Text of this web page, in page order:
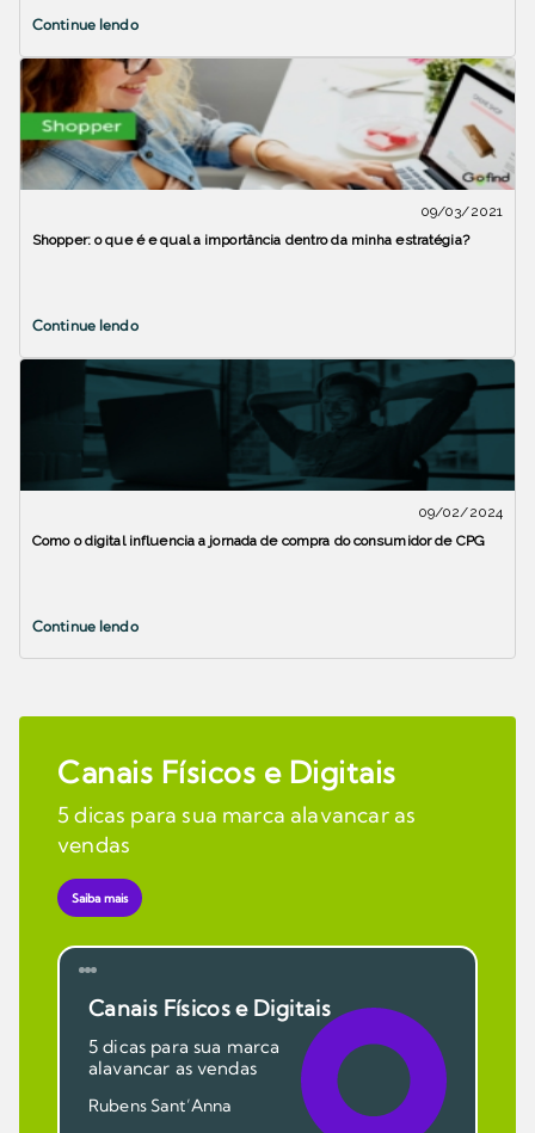
Continue lendo
09/03/2021
Shopper: o que é e qual a importância dentro da minha estratégia?
Continue lendo
09/02/2024
Como o digital influencia a jornada de compra do consumidor de CPG
Continue lendo
Canais Físicos e Digitais
5 dicas para sua marca alavancar as
vendas
Saiba mais
Canais Físicos e Digitais
5 dicas para sua marca
alavancar as vendas
Rubens Sant’Anna